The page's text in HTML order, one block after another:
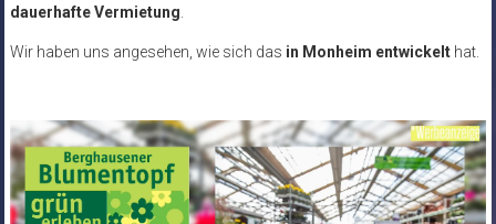
dauerhafte Vermietung.
Wir haben uns angesehen, wie sich das in Monheim entwickelthat.